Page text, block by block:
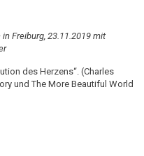
Freiburg, 23.11.2019 mit
des Herzens“. (Charles
und The More Beautiful World